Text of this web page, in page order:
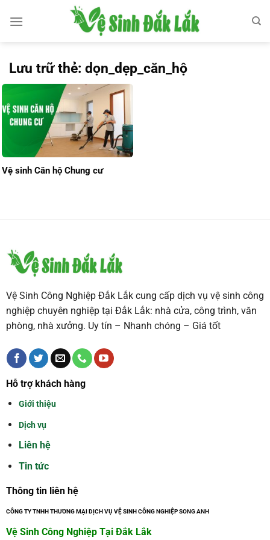
qua
Lưu trữ thẻ: dọn_dẹp_căn_hộ
Vệ sinh Căn hộ Chung cư
Vệ Sinh Công Nghiệp Đắk Lắk cung cấp dịch vụ vệ sinh công
nghiệp chuyên nghiệp tại Đắk Lắk: nhà cửa, công trình, văn
phòng, nhà xưởng. Uy tín – Nhanh chóng – Giá tốt
Hỗ trợ khách hàng
Giới thiệu
Dịch vụ
Liên hệ
Tin tức
Thông tin liên hệ
CÔNG TY TNHH THƯƠNG MẠI DỊCH VỤ VỆ SINH CÔNG NGHIỆP SONG ANH
Vệ Sinh Công Nghiệp Tại Đắk Lắk